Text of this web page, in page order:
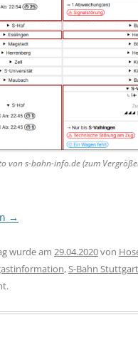
von s-bahn-info.de (zum
→
wurde am 29.04.2020von
,S-Bahn Stuttgart